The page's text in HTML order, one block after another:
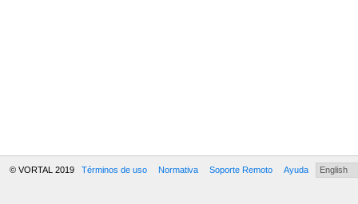
© VORTAL 2019 Términos de uso Normativa Soporte Remoto Ayuda